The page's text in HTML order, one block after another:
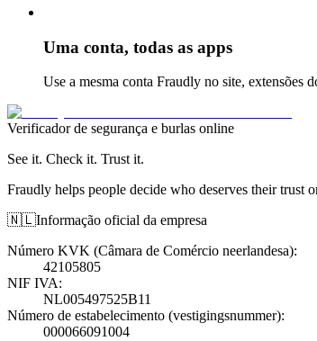
Uma conta, todas as apps
Use a mesma conta Fraudly no site, extensões
Verificador de segurança e burlas online
See it. Check it. Trust it.
Fraudly helps people decide who deserves their trust
🇳🇱Informação oficial da empresa
Número KVK (Câmara de Comércio neerlandesa):
42105805
NIF IVA:
NL005497525B11
Número de estabelecimento (vestigingsnummer):
000066091004